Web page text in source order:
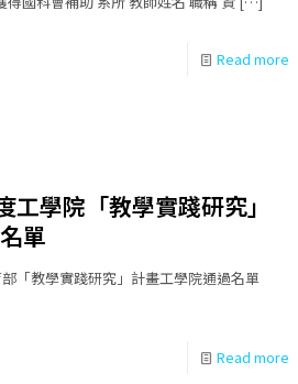
Read more
工學院「教學實踐研究」
單
「教學實踐研究」計畫工學院通過名單
Read more